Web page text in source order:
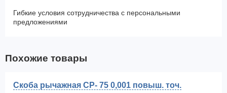
Гибкие условия сотрудничества с персональными
предложениями
Похожие товары
Скоба рычажная СР- 75 0,001 повыш. точ.